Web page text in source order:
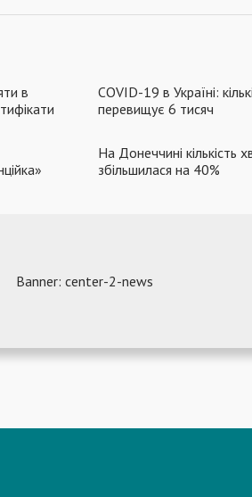
в
COVID-19 в Україні:
перевищує 6 тисяч
На Донеччині кількість
збільшилася на 40%